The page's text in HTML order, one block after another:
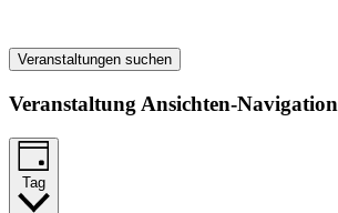
Veranstaltungen suchen
Veranstaltung Ansichten-Navigation
Tag